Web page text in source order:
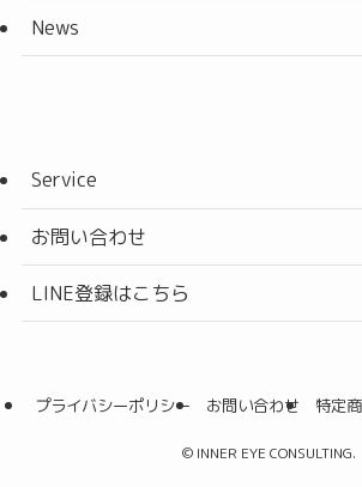
News
Service
お問い合わせ
LINE登録はこちら
プライバシーポリシー お問い合わせ 特定
©INNER EYE CONSULTING.